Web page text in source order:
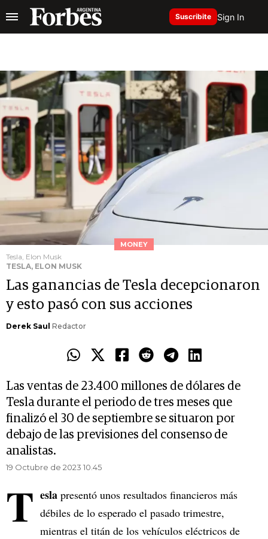
Suscribite Sign In
MONEY
Tesla, Elon Musk
TESLA, ELON MUSK
Las ganancias de Tesla decepcionaron
y esto pasó con sus acciones
Derek Saul Redactor
Las ventas de 23.400 millones de dólares de
Tesla durante el periodo de tres meses que
finalizó el 30 de septiembre se situaron por
debajo de las previsiones del consenso de
analistas.
19 Octubre de 2023 10.45
T esla presentó unos resultados financieros más
débiles de lo esperado el pasado trimestre,
mientras el titán de los vehículos eléctricos de